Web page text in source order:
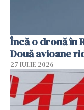
Încă o dronă în
Două avioane
27 IULIE 2026